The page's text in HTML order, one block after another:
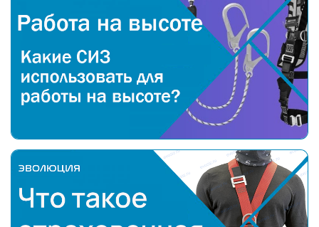
Какие средства индивидуальной защиты (СИЗ)